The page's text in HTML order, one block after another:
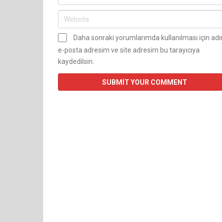
Daha sonraki yorumlarımda kullanılması için
e-posta adresim ve site adresim bu tarayıcıya
kaydedilsin.